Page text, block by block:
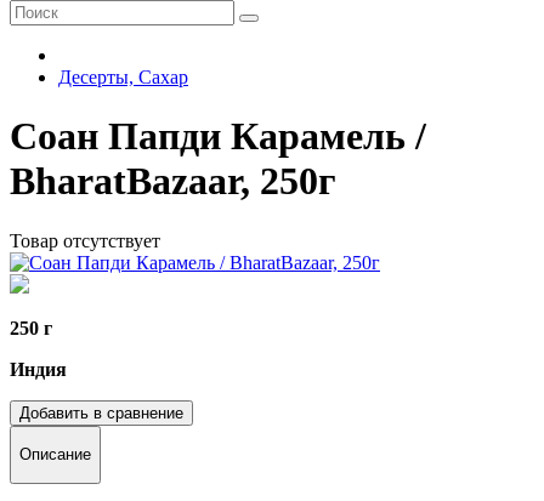
Десерты, Сахар
Соан Папди Карамель /
BharatBazaar, 250г
Товар отсутствует
250 г
Индия
Добавить в сравнение
Описание